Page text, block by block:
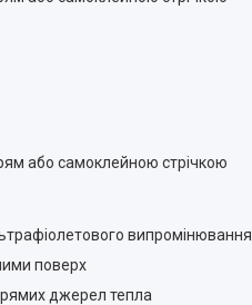
або самоклейною стрічкою
випромінювання
поверх
джерел тепла